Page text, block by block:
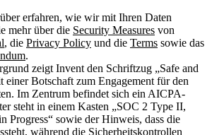
erfahren, wie wir mit Ihren Daten
mehr über die Security Measures von
, die Privacy Policy und die Terms sowie das
.